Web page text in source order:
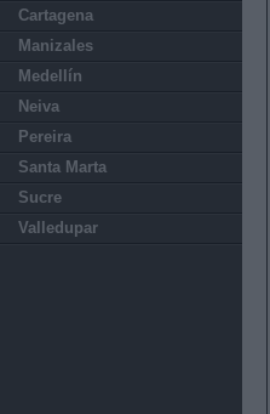
Cartagena
Manizales
Medellín
Neiva
Pereira
Santa Marta
Sucre
Valledupar